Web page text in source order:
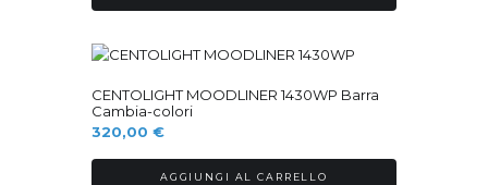
CENTOLIGHT MOODLINER 1430WP Barra
Cambia-colori
320,00 €
AGGIUNGI AL CARRELLO